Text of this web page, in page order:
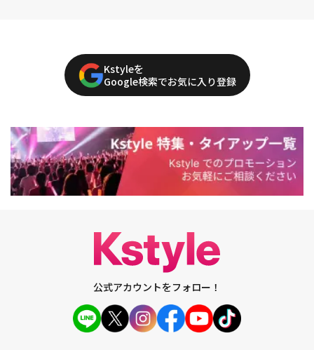
Kstyleを
Google検索でお気に入り登録
公式アカウントをフォロー！